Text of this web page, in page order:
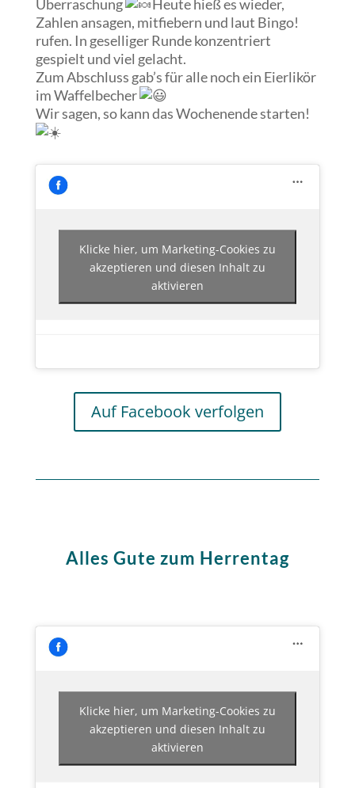
Überraschung
Heute hieß es wieder,
Zahlen ansagen, mitfiebern und laut Bingo!
rufen. In geselliger Runde konzentriert
gespielt und viel gelacht.
Zum Abschluss gab’s für alle noch ein Eierlikör
im Waffelbecher
Wir sagen, so kann das Wochenende starten!
Klicke hier, um Marketing-Cookies zu
akzeptieren und diesen Inhalt zu
aktivieren
Auf Facebook verfolgen
Alles Gute zum Herrentag
Klicke hier, um Marketing-Cookies zu
akzeptieren und diesen Inhalt zu
aktivieren